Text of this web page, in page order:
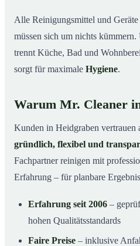
Alle Reinigungsmittel und
müssen sich um nichts kümmern.
trennt Küche, Bad und
sorgt für maximale Hygiene.
Warum Mr. Cleaner
Kunden in Heidgraben vertrauen
gründlich, flexibel und
Fachpartner reinigen mit
Erfahrung – für planbare
Erfahrung seit 2006 –
hohen Qualitätsstandards
Faire Preise – inklusive